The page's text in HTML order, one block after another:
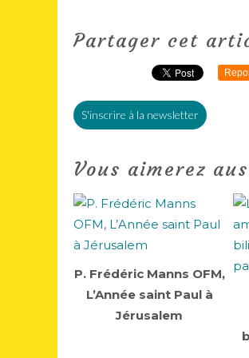
Partager cet
S'inscrire à la newsletter
Vous aimerez
P. Frédéric Manns OFM,
L’Année saint Paul à
Jérusalem